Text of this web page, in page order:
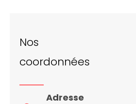
Nos
coordonnées
Adresse